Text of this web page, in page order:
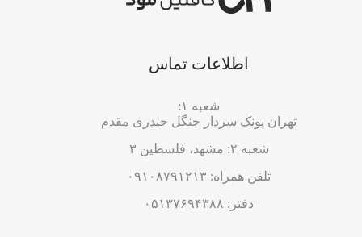
اطلاعات تماس
شعبه ۱:
تهران پونک سردار جنگل حیدری مقدم
شعبه ۲: مشهد، فلسطین ۳
تلفن همراه: ۰۹۱۰۸۷۹۱۲۱۳
دفتر: ۰۵۱۳۷۶۹۴۳۸۸